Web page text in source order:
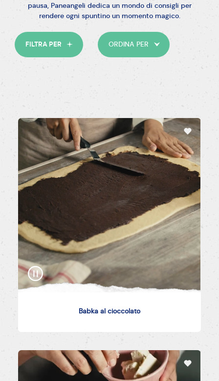
Senza glutine Senza latticini
Vegano Senza uova
pausa, Paneangeli dedica un mondo di consigli per
rendere ogni spuntino un momento magico.
FILTRA PER ORDINA PER
Babka al cioccolato